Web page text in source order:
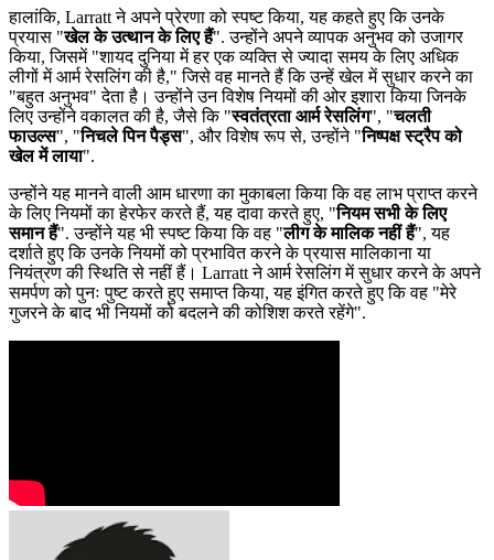
हालांकि, Larratt ने अपने प्रेरणा को स्पष्ट किया, यह कहते हुए कि उनके
प्रयास "खेल के उत्थान के लिए हैं". उन्होंने अपने व्यापक अनुभव को उजागर
किया, जिसमें "शायद दुनिया में हर एक व्यक्ति से ज्यादा समय के लिए अधिक
लीगों में आर्म रेसलिंग की है," जिसे वह मानते हैं कि उन्हें खेल में सुधार करने का
"बहुत अनुभव" देता है। उन्होंने उन विशेष नियमों की ओर इशारा किया जिनके
लिए उन्होंने वकालत की है, जैसे कि "स्वतंत्रता आर्म रेसलिंग", "चलती
फाउल्स", "निचले पिन पैड्स", और विशेष रूप से, उन्होंने "निष्पक्ष स्ट्रैप को
खेल में लाया".
उन्होंने यह मानने वाली आम धारणा का मुकाबला किया कि वह लाभ प्राप्त करने
के लिए नियमों का हेरफेर करते हैं, यह दावा करते हुए, "नियम सभी के लिए
समान हैं". उन्होंने यह भी स्पष्ट किया कि वह "लीग के मालिक नहीं हैं", यह
दर्शाते हुए कि उनके नियमों को प्रभावित करने के प्रयास मालिकाना या
नियंत्रण की स्थिति से नहीं हैं। Larratt ने आर्म रेसलिंग में सुधार करने के अपने
समर्पण को पुनः पुष्ट करते हुए समाप्त किया, यह इंगित करते हुए कि वह "मेरे
गुजरने के बाद भी नियमों को बदलने की कोशिश करते रहेंगे".